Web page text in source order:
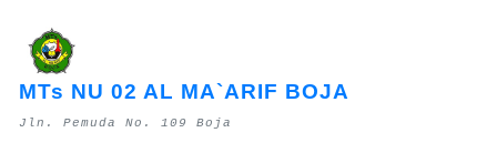
MTs NU 02 AL MA`ARIF BOJA
Jln. Pemuda No. 109 Boja